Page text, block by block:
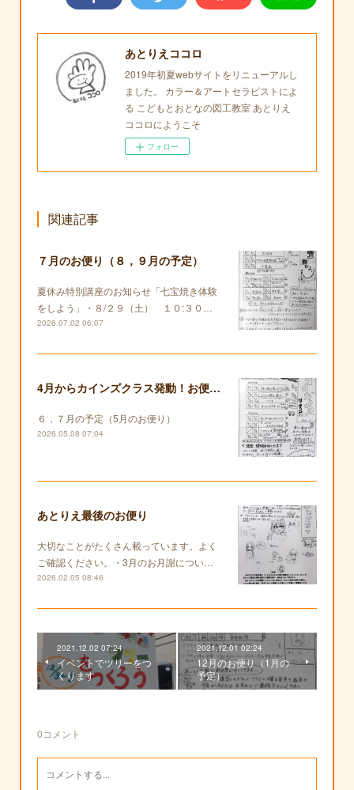
あとりえココロ
2019年初夏webサイトをリニューアルし
ました。 カラー＆アートセラピストによ
る こどもとおとなの図工教室 あとりえ
ココロにようこそ
フォロー
関連記事
７月のお便り（８，９月の予定）
夏休み特別講座のお知らせ「七宝焼き体験
をしよう」・８/２９（土） １０:３０…
2026.07.02 06:07
4月からカインズクラス発動！お便りも復活します！
６，７月の予定（5月のお便り）
2026.05.08 07:04
あとりえ最後のお便り
大切なことがたくさん載っています。よく
ご確認ください。・3月のお月謝につい…
2026.02.05 08:46
2021.12.02 07:24
イベントでツリーをつ
くります
2021.12.01 02:24
12月のお便り（1月の
予定）
0コメント